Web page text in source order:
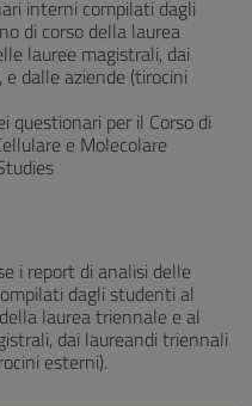
interni compilati dagli
di corso della laurea
lauree magistrali, dai
dalle aziende (tirocini
questionari per il Corso di
e Molecolare
i report di analisi delle
dagli studenti al
laurea triennale e al
dai laureandi triennali
esterni).